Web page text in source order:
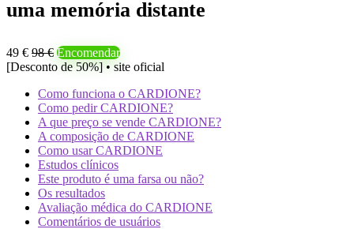
uma memória distante
49 € 98 € Encomendar
[Desconto de 50%] • site oficial
Como funciona o CARDIONE?
Como pedir CARDIONE?
A que preço se vende CARDIONE?
A composição de CARDIONE
Como usar CARDIONE
Estudos clínicos
Este produto é uma farsa ou não?
Os resultados
Avaliação médica do CARDIONE
Comentários de usuários